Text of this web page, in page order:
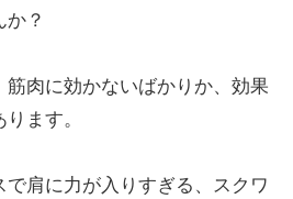
か？
筋肉に効かないばかりか、効果
ます。
肩に力が入りすぎる、スクワ